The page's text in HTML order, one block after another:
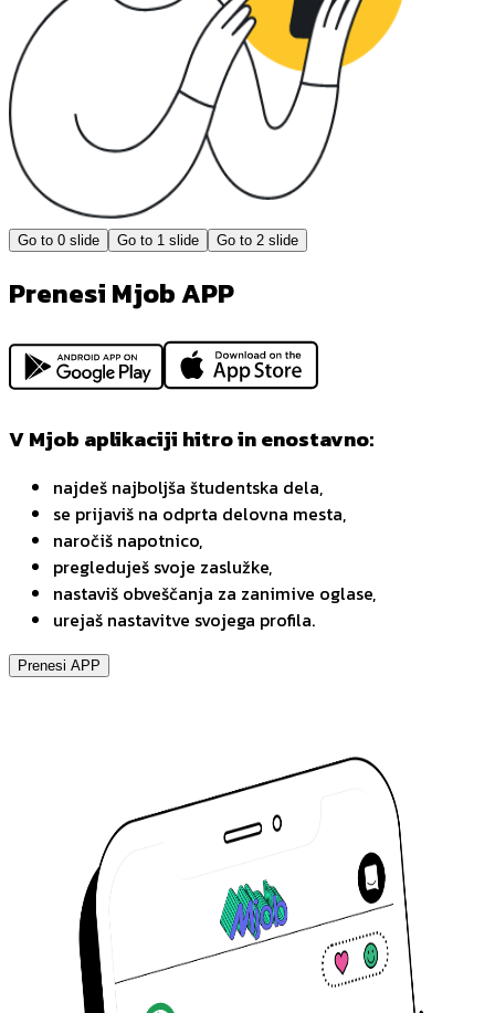
Go to 0 slide Go to 1 slide Go to 2 slide
Prenesi Mjob APP
V Mjob aplikaciji hitro in enostavno:
najdeš najboljša študentska dela,
se prijaviš na odprta delovna mesta,
naročiš napotnico,
pregleduješ svoje zaslužke,
nastaviš obveščanja za zanimive oglase,
urejaš nastavitve svojega profila.
Prenesi APP